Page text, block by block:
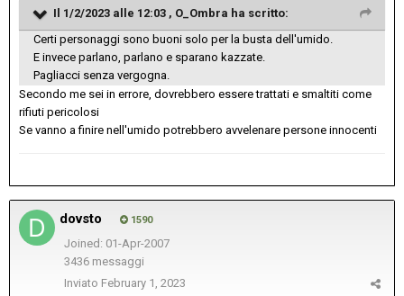
Il 1/2/2023 alle 12:03 , O_Ombra ha scritto:
Certi personaggi sono buoni solo per la busta dell'umido.
E invece parlano, parlano e sparano kazzate.
Pagliacci senza vergogna.
Secondo me sei in errore, dovrebbero essere trattati e smaltiti come
rifiuti pericolosi
Se vanno a finire nell'umido potrebbero avvelenare persone innocenti
dovsto 1590
Joined: 01-Apr-2007
3436 messaggi
Inviato February 1, 2023